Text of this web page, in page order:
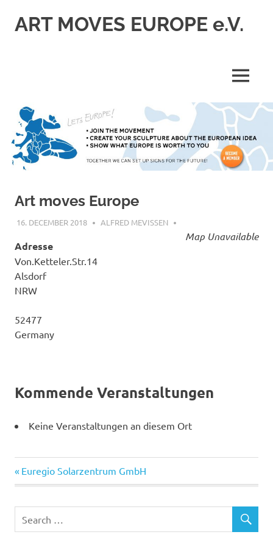
ART MOVES EUROPE e.V.
MENU
Art moves Europe
16. DECEMBER 2018 ALFRED MEVISSEN
Map Unavailable
Adresse
Von.Ketteler.Str.14
Alsdorf
NRW
52477
Germany
Kommende Veranstaltungen
Keine Veranstaltungen an diesem Ort
Post
navigation
Previous
Post:
Euregio Solarzentrum GmbH